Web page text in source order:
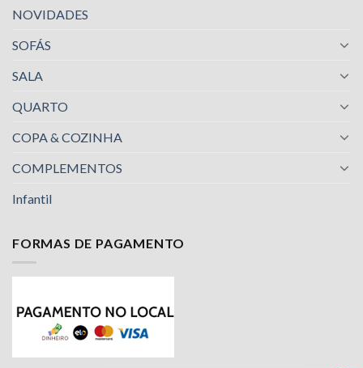
NOVIDADES
SOFÁS
SALA
QUARTO
COPA & COZINHA
COMPLEMENTOS
Infantil
FORMAS DE PAGAMENTO
Nossa equipe de suporte ao cliente está aqui
nos qualquer coisa!